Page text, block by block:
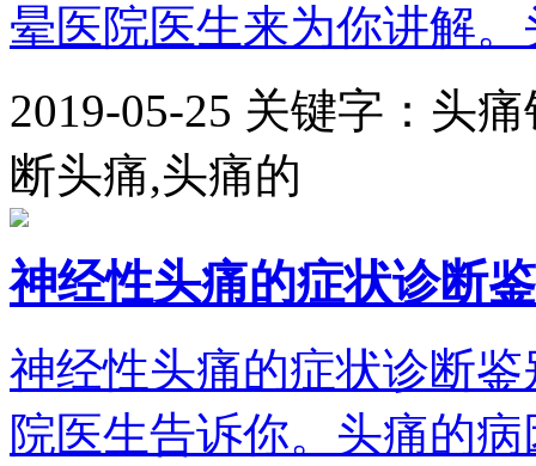
晕医院医生来为你讲解。
2019-05-25 关键字：头
断头痛,头痛的
神经性头痛的症状诊断
神经性头痛的症状诊断
院医生告诉你。头痛的